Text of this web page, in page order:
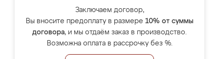
Заключаем договор,
Вы вносите предоплату в размере 10% от суммы
договора, и мы отдаём заказ в производство.
Возможна оплата в рассрочку без %.